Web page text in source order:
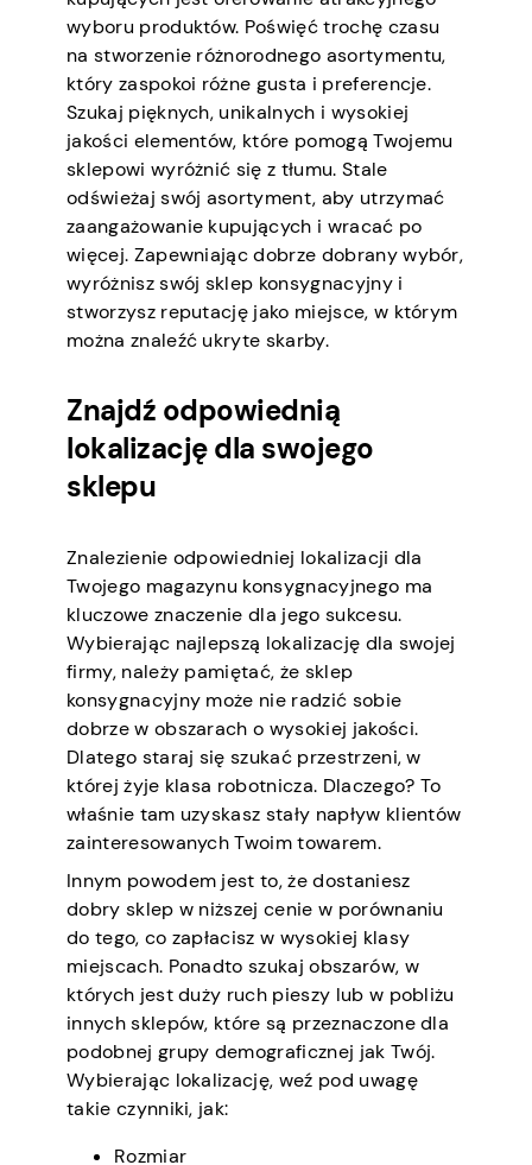
wyboru produktów. Poświęć trochę czasu
na stworzenie różnorodnego asortymentu,
który zaspokoi różne gusta i preferencje.
Szukaj pięknych, unikalnych i wysokiej
jakości elementów, które pomogą Twojemu
sklepowi wyróżnić się z tłumu. Stale
odświeżaj swój asortyment, aby utrzymać
zaangażowanie kupujących i wracać po
więcej. Zapewniając dobrze dobrany wybór,
wyróżnisz swój sklep konsygnacyjny i
stworzysz reputację jako miejsce, w którym
można znaleźć ukryte skarby.
Znajdź odpowiednią
lokalizację dla swojego
sklepu
Znalezienie odpowiedniej lokalizacji dla
Twojego magazynu konsygnacyjnego ma
kluczowe znaczenie dla jego sukcesu.
Wybierając najlepszą lokalizację dla swojej
firmy, należy pamiętać, że sklep
konsygnacyjny może nie radzić sobie
dobrze w obszarach o wysokiej jakości.
Dlatego staraj się szukać przestrzeni, w
której żyje klasa robotnicza. Dlaczego? To
właśnie tam uzyskasz stały napływ klientów
zainteresowanych Twoim towarem.
Innym powodem jest to, że dostaniesz
dobry sklep w niższej cenie w porównaniu
do tego, co zapłacisz w wysokiej klasy
miejscach. Ponadto szukaj obszarów, w
których jest duży ruch pieszy lub w pobliżu
innych sklepów, które są przeznaczone dla
podobnej grupy demograficznej jak Twój.
Wybierając lokalizację, weź pod uwagę
takie czynniki, jak:
Rozmiar